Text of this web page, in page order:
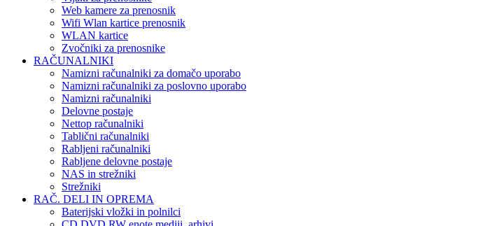
Web kamere za prenosnik
Wifi Wlan kartice prenosnik
WLAN kartice
Zvočniki za prenosnike
RAČUNALNIKI
Namizni računalniki za domačo uporabo
Namizni računalniki za poslovno uporabo
Namizni računalniki
Delovne postaje
Nettop računalniki
Tablični računalniki
Rabljeni računalniki
Rabljene delovne postaje
NAS in strežniki
Strežniki
RAČ. DELI IN OPREMA
Baterijski vložki in polnilci